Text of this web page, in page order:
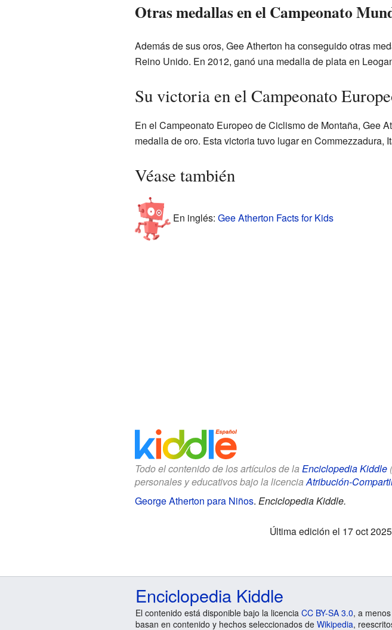
Otras medallas en el Campeonato
Además de sus oros, Gee Atherton ha conseguido otras
Reino Unido. En 2012, ganó una medalla de plata en
Su victoria en el Campeonato
En el Campeonato Europeo de Ciclismo de Montaña, Gee
medalla de oro. Esta victoria tuvo lugar en Commezzadura,
Véase también
En inglés: Gee Atherton Facts for Kids
Todo el contenido de los artículos de la Enciclopedia Kiddle
personales y educativos bajo la licenciaAtribución-
George Atherton para Niños. Enciclopedia Kiddle.
Última edición el 17 oct
Enciclopedia Kiddle
El contenido está disponible bajo la licencia CC BY-SA 3.0, a
basan en contenido y hechos seleccionados de Wikipedia,